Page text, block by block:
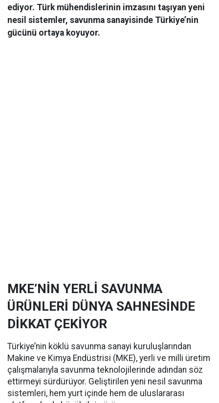
ediyor. Türk mühendislerinin imzasını taşıyan yeni
nesil sistemler, savunma sanayisinde Türkiye’nin
gücünü ortaya koyuyor.
MKE’NİN YERLİ SAVUNMA
ÜRÜNLERİ DÜNYA SAHNESİNDE
DİKKAT ÇEKİYOR
Türkiye’nin köklü savunma sanayi kuruluşlarından
Makine ve Kimya Endüstrisi (MKE), yerli ve milli üretim
çalışmalarıyla savunma teknolojilerinde adından söz
ettirmeyi sürdürüyor. Geliştirilen yeni nesil savunma
sistemleri, hem yurt içinde hem de uluslararası